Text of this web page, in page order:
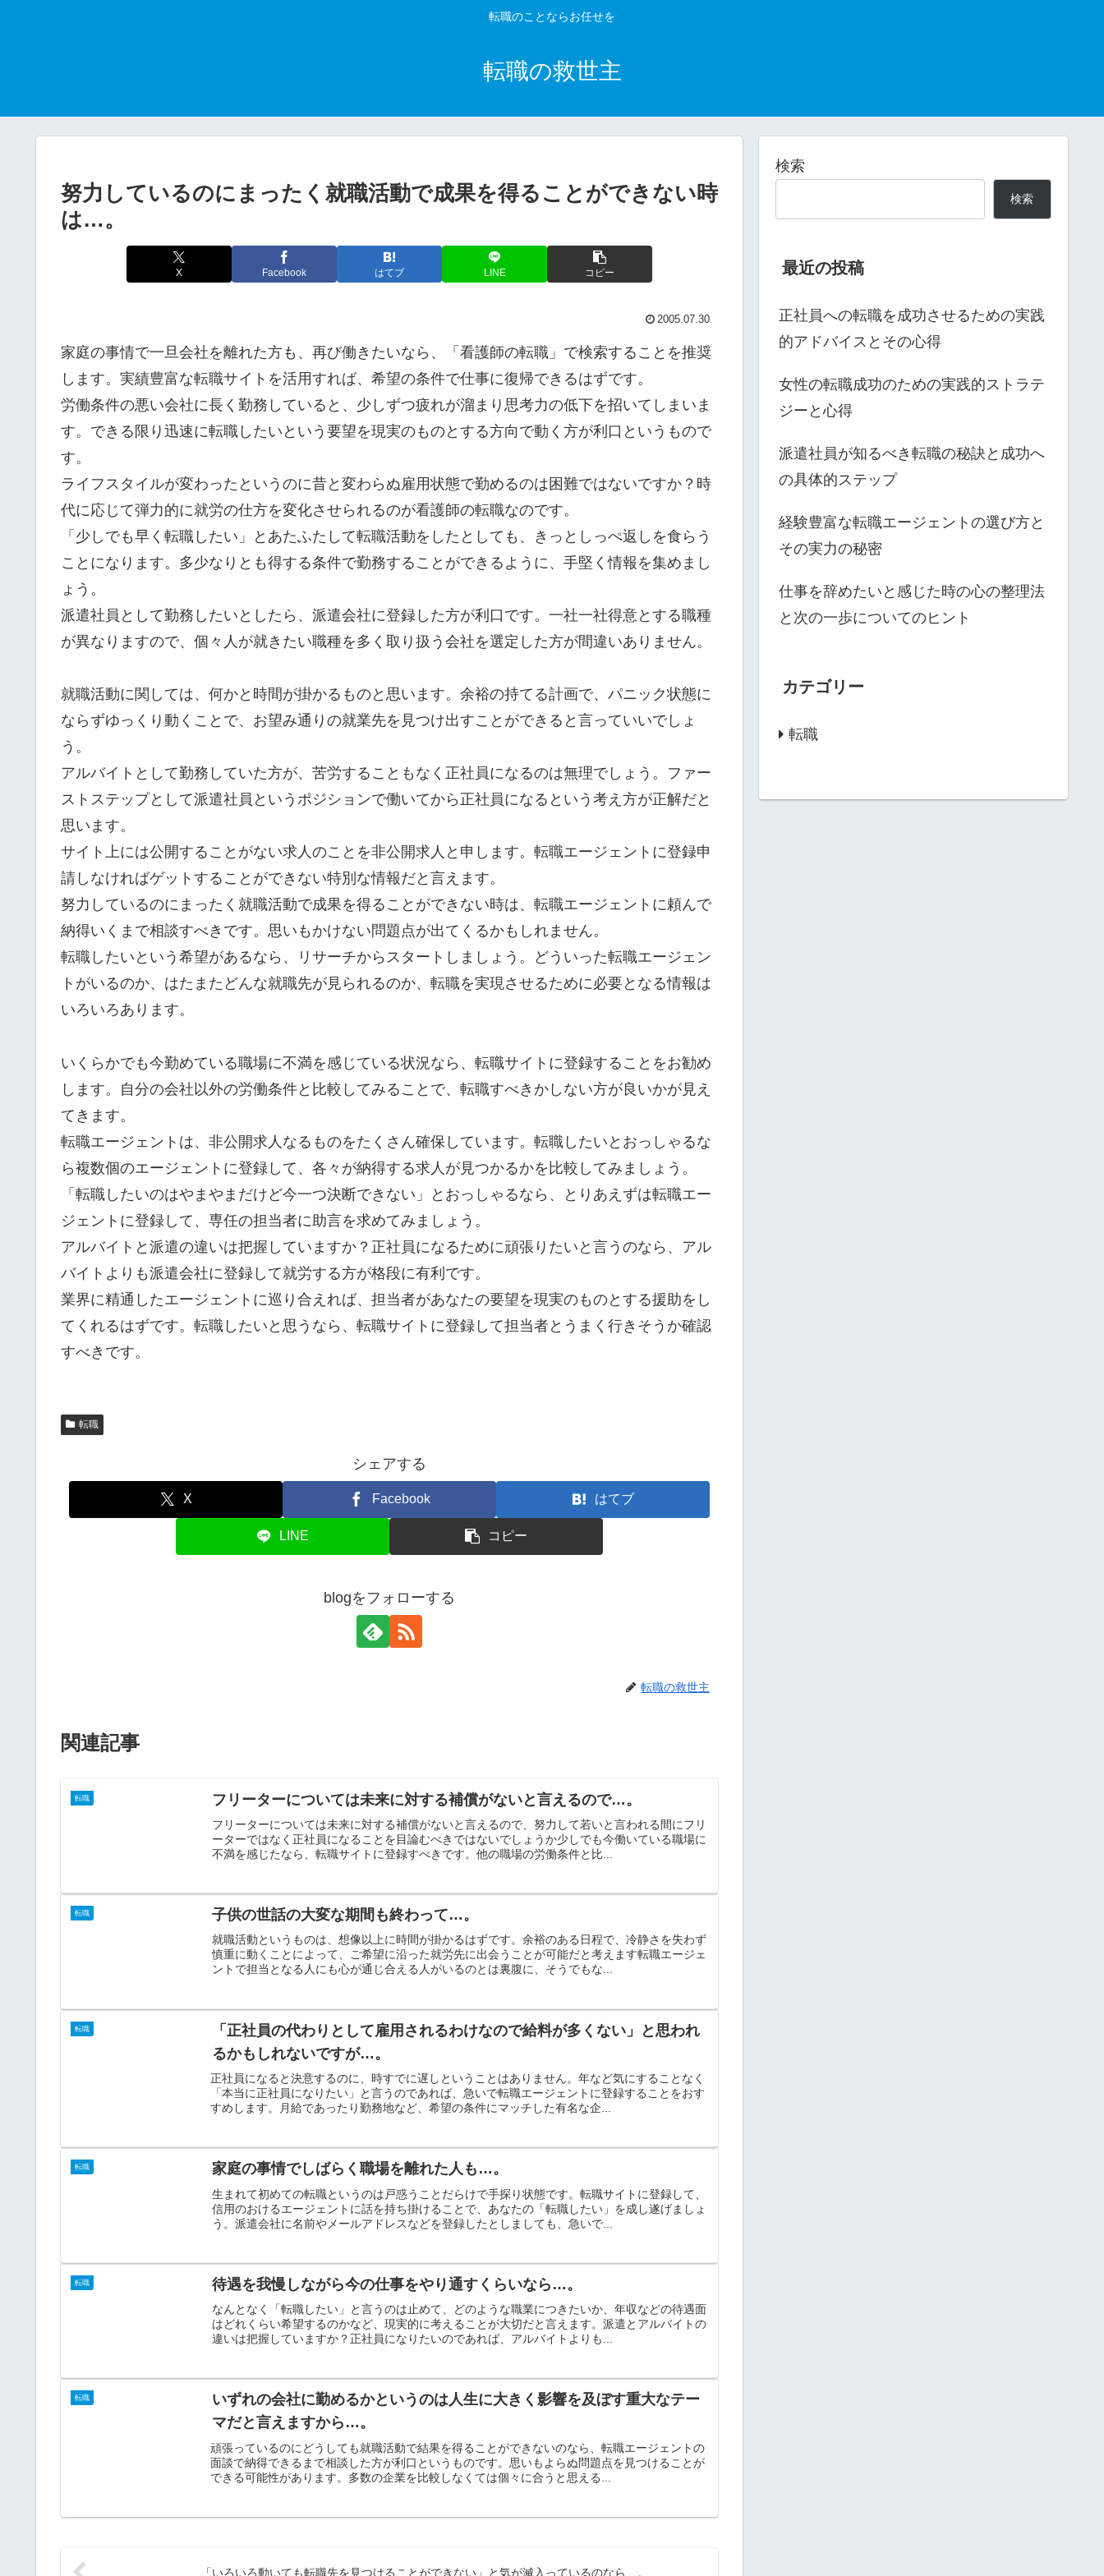
転職のことならお任せを
転職の救世主
努力しているのにまったく就職活動で成果を得ることができない時
は…。
X Facebook はてブ LINE コピー
2005.07.30
家庭の事情で一旦会社を離れた方も、再び働きたいなら、「看護師の転職」で検索することを推奨
します。実績豊富な転職サイトを活用すれば、希望の条件で仕事に復帰できるはずです。
労働条件の悪い会社に長く勤務していると、少しずつ疲れが溜まり思考力の低下を招いてしまいま
す。できる限り迅速に転職したいという要望を現実のものとする方向で動く方が利口というもので
す。
ライフスタイルが変わったというのに昔と変わらぬ雇用状態で勤めるのは困難ではないですか？時
代に応じて弾力的に就労の仕方を変化させられるのが看護師の転職なのです。
「少しでも早く転職したい」とあたふたして転職活動をしたとしても、きっとしっぺ返しを食らう
ことになります。多少なりとも得する条件で勤務することができるように、手堅く情報を集めまし
ょう。
派遣社員として勤務したいとしたら、派遣会社に登録した方が利口です。一社一社得意とする職種
が異なりますので、個々人が就きたい職種を多く取り扱う会社を選定した方が間違いありません。
就職活動に関しては、何かと時間が掛かるものと思います。余裕の持てる計画で、パニック状態に
ならずゆっくり動くことで、お望み通りの就業先を見つけ出すことができると言っていいでしょ
う。
アルバイトとして勤務していた方が、苦労することもなく正社員になるのは無理でしょう。ファー
ストステップとして派遣社員というポジションで働いてから正社員になるという考え方が正解だと
思います。
サイト上には公開することがない求人のことを非公開求人と申します。転職エージェントに登録申
請しなければゲットすることができない特別な情報だと言えます。
努力しているのにまったく就職活動で成果を得ることができない時は、転職エージェントに頼んで
納得いくまで相談すべきです。思いもかけない問題点が出てくるかもしれません。
転職したいという希望があるなら、リサーチからスタートしましょう。どういった転職エージェン
トがいるのか、はたまたどんな就職先が見られるのか、転職を実現させるために必要となる情報は
いろいろあります。
いくらかでも今勤めている職場に不満を感じている状況なら、転職サイトに登録することをお勧め
します。自分の会社以外の労働条件と比較してみることで、転職すべきかしない方が良いかが見え
てきます。
転職エージェントは、非公開求人なるものをたくさん確保しています。転職したいとおっしゃるな
ら複数個のエージェントに登録して、各々が納得する求人が見つかるかを比較してみましょう。
「転職したいのはやまやまだけど今一つ決断できない」とおっしゃるなら、とりあえずは転職エー
ジェントに登録して、専任の担当者に助言を求めてみましょう。
アルバイトと派遣の違いは把握していますか？正社員になるために頑張りたいと言うのなら、アル
バイトよりも派遣会社に登録して就労する方が格段に有利です。
業界に精通したエージェントに巡り合えれば、担当者があなたの要望を現実のものとする援助をし
てくれるはずです。転職したいと思うなら、転職サイトに登録して担当者とうまく行きそうか確認
すべきです。
転職
シェアする
X Facebook はてブ
LINE コピー
blogをフォローする
転職の救世主
関連記事
転職 フリーターについては未来に対する補償がないと言えるので…。
フリーターについては未来に対する補償がないと言えるので、努力して若いと言われる間にフリ
ーターではなく正社員になることを目論むべきではないでしょうか少しでも今働いている職場に
不満を感じたなら、転職サイトに登録すべきです。他の職場の労働条件と比...
転職 子供の世話の大変な期間も終わって…。
就職活動というものは、想像以上に時間が掛かるはずです。余裕のある日程で、冷静さを失わず
慎重に動くことによって、ご希望に沿った就労先に出会うことが可能だと考えます転職エージェ
ントで担当となる人にも心が通じ合える人がいるのとは裏腹に、そうでもな...
転職
「正社員の代わりとして雇用されるわけなので給料が多くない」と思われ
るかもしれないですが…。
正社員になると決意するのに、時すでに遅しということはありません。年など気にすることなく
「本当に正社員になりたい」と言うのであれば、急いで転職エージェントに登録することをおす
すめします。月給であったり勤務地など、希望の条件にマッチした有名な企...
転職 家庭の事情でしばらく職場を離れた人も…。
生まれて初めての転職というのは戸惑うことだらけで手探り状態です。転職サイトに登録して、
信用のおけるエージェントに話を持ち掛けることで、あなたの「転職したい」を成し遂げましょ
う。派遣会社に名前やメールアドレスなどを登録したとしましても、急いで...
転職 待遇を我慢しながら今の仕事をやり通すくらいなら…。
なんとなく「転職したい」と言うのは止めて、どのような職業につきたいか、年収などの待遇面
はどれくらい希望するのかなど、現実的に考えることが大切だと言えます。派遣とアルバイトの
違いは把握していますか？正社員になりたいのであれば、アルバイトよりも...
転職
いずれの会社に勤めるかというのは人生に大きく影響を及ぼす重大なテー
マだと言えますから…。
頑張っているのにどうしても就職活動で結果を得ることができないのなら、転職エージェントの
面談で納得できるまで相談した方が利口というものです。思いもよらぬ問題点を見つけることが
できる可能性があります。多数の企業を比較しなくては個々に合うと思える...
「いろいろ動いても転職先を見つけることができない」と気が滅入っているのなら…。
検索
検索
最近の投稿
正社員への転職を成功させるための実践
的アドバイスとその心得
女性の転職成功のための実践的ストラテ
ジーと心得
派遣社員が知るべき転職の秘訣と成功へ
の具体的ステップ
経験豊富な転職エージェントの選び方と
その実力の秘密
仕事を辞めたいと感じた時の心の整理法
と次の一歩についてのヒント
カテゴリー
転職